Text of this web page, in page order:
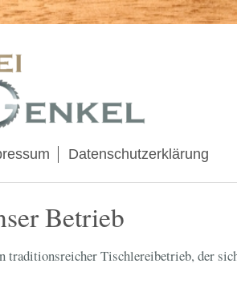
Datenschutzerklärung
Betrieb
Tischlereibetrieb, der